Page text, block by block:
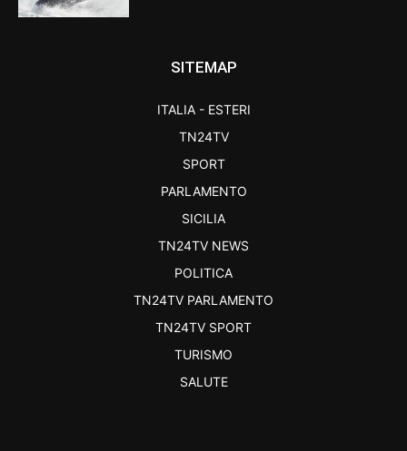
SITEMAP
ITALIA - ESTERI
TN24TV
SPORT
PARLAMENTO
SICILIA
TN24TV NEWS
POLITICA
TN24TV PARLAMENTO
TN24TV SPORT
TURISMO
SALUTE